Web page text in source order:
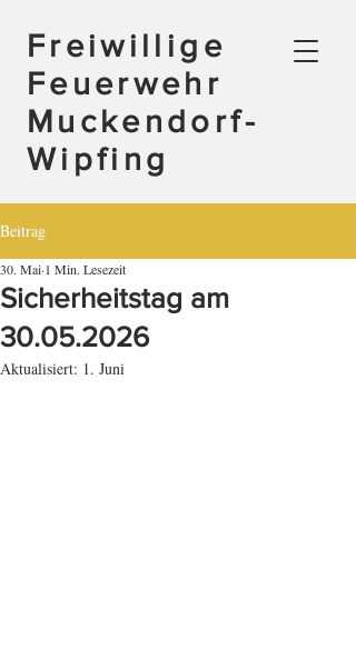
Freiwillige
Feuerwehr
Muckendorf-
Wipfing
Beitrag
Sicherheitstag am
30.05.2026
30. Mai 1 Min. Lesezeit
Aktualisiert: 1. Juni